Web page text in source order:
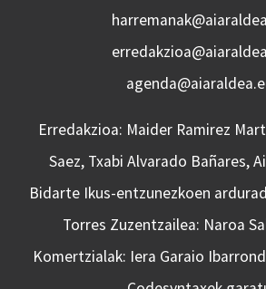
Erredakzioa: Maider Ramirez
Saez, Txabi Alvarado Bañares,
Bidarte Ikus-entzunezkoen
Torres Zuzentzailea: Naroa
Komertzialak: Iera Garaio